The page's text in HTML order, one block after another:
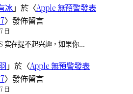
冰」於〈Apple 無預警發表
〉發佈留言
日
实在提不起兴趣，如果你…
」於〈Apple 無預警發表
〉發佈留言
日